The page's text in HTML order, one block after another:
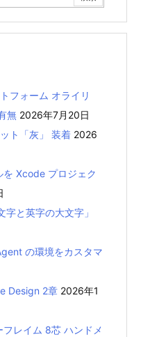
フォーム オライリ
無 2026年7月20日
ト「灰」 装着 2026
Xcode プロジェク
と英字の大文字」
の環境をカスタマ
Design 2章 2026年1
レイム 8芯 ハンドメ